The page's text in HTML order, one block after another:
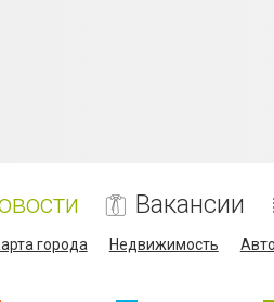
Вакансии
города Недвижимость